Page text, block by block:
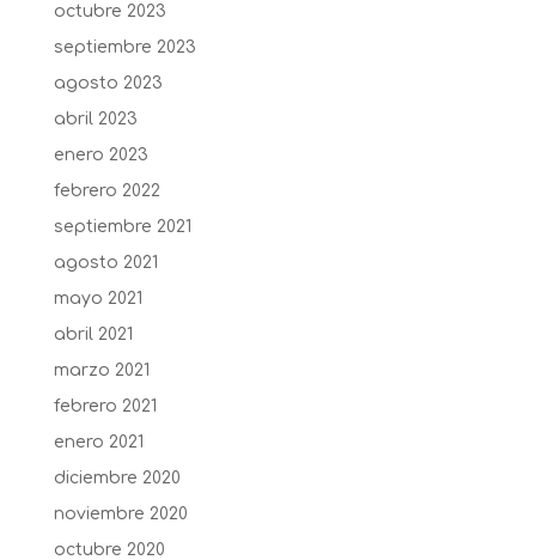
octubre 2023
septiembre 2023
agosto 2023
abril 2023
enero 2023
febrero 2022
septiembre 2021
agosto 2021
mayo 2021
abril 2021
marzo 2021
febrero 2021
enero 2021
diciembre 2020
noviembre 2020
octubre 2020